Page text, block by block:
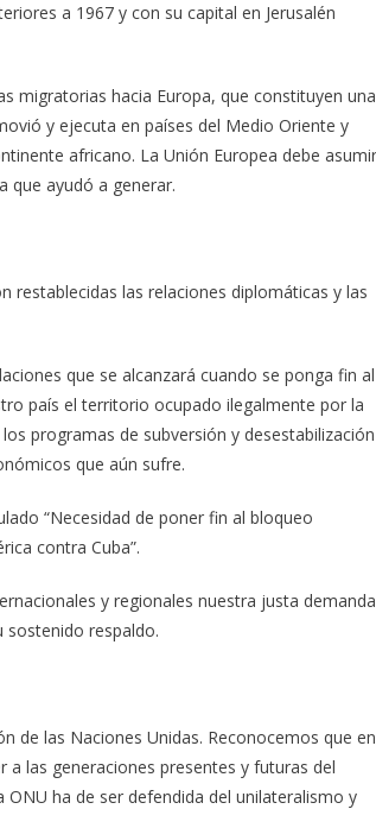
a 1967 y con su capital en Jerusalén
migratorias hacia Europa, que constituyen una
y ejecuta en países del Medio Oriente y
africano. La Unión Europea debe
que ayudó a generar.
restablecidas las relaciones diplomáticas y las
que se alcanzará cuando se ponga fin al
país el territorio ocupado ilegalmente por la
programas de subversión y desestabilización
que aún sufre.
“Necesidad de poner fin al bloqueo
contra Cuba”.
y regionales nuestra justa
respaldo.
de las Naciones Unidas. Reconocemos que en
las generaciones presentes y futuras del
ha de ser defendida del unilateralismo y